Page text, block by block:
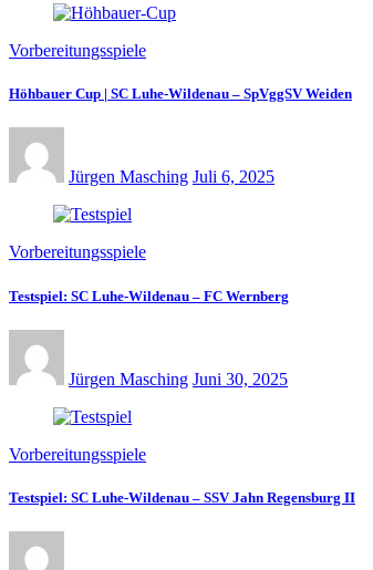
Vorbereitungsspiele
Höhbauer Cup | SC Luhe-Wildenau – SpVggSV Weiden
Jürgen Masching Juli 6, 2025
Vorbereitungsspiele
Testspiel: SC Luhe-Wildenau – FC Wernberg
Jürgen Masching Juni 30, 2025
Vorbereitungsspiele
Testspiel: SC Luhe-Wildenau – SSV Jahn Regensburg II